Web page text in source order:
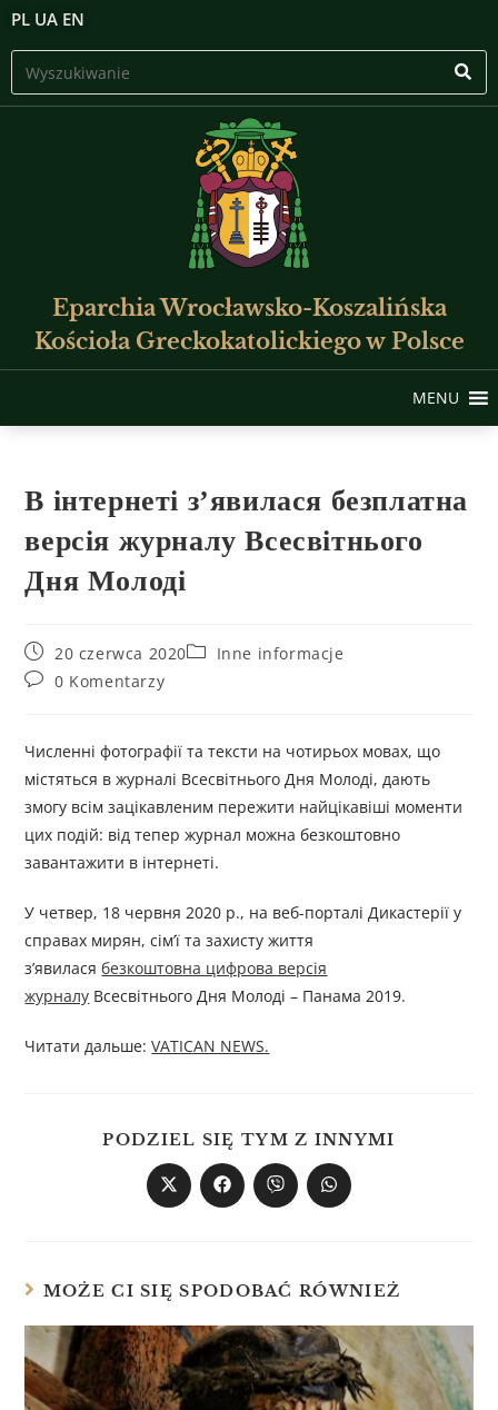
PL UA EN
Eparchia Wrocławsko-Koszalińska
Kościoła Greckokatolickiego w Polsce
MENU
В інтернеті з’явилася безплатна
версія журналу Всесвітнього
Дня Молоді
20 czerwca 2020
Inne informacje
0 Komentarzy
Численні фотографії та тексти на чотирьох мовах, що
містяться в журналі Всесвітнього Дня Молоді, дають
змогу всім зацікавленим пережити найцікавіші моменти
цих подій: від тепер журнал можна безкоштовно
завантажити в інтернеті.
У четвер, 18 червня 2020 р., на веб-порталі Дикастерії у
справах мирян, сім’ї та захисту життя
з’явиласябезкоштовна цифрова версія
журналу Всесвітнього Дня Молоді – Панама 2019.
Читати дальше:VATICAN NEWS.
PODZIEL SIĘ TYM Z INNYMI
MOŻE CI SIĘ SPODOBAĆ RÓWNIEŻ